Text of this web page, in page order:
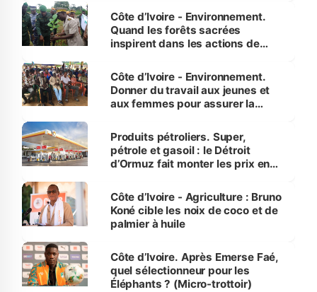
Côte d’Ivoire - Environnement.
Quand les forêts sacrées
inspirent dans les actions de
Côte d’Ivoire - Environnement.
Donner du travail aux jeunes et
aux femmes pour assurer la
menacées
Produits pétroliers. Super,
pétrole et gasoil : le Détroit
d’Ormuz fait monter les prix en
Côte d’Ivoire - Agriculture : Bruno
Koné cible les noix de coco et de
palmier à huile
Côte d’Ivoire. Après Emerse Faé,
quel sélectionneur pour les
Éléphants ? (Micro-trottoir)